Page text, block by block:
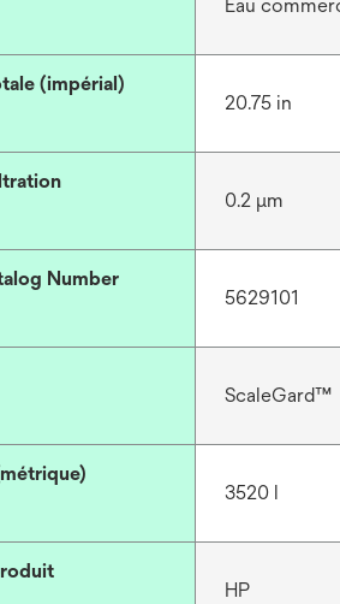
Eau
(impérial)
20.75 in
0.2 μm
Number
5629101
ScaleGard™
3520 l
HP